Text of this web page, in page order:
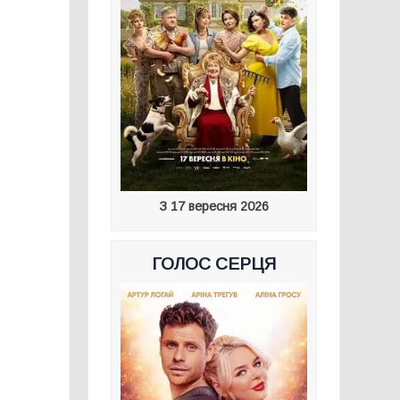
З 17 вересня 2026
ГОЛОС СЕРЦЯ